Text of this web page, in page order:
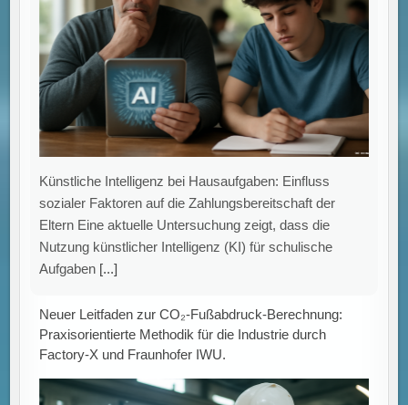
Künstliche Intelligenz bei Hausaufgaben: Einfluss
sozialer Faktoren auf die Zahlungsbereitschaft der
Eltern Eine aktuelle Untersuchung zeigt, dass die
Nutzung künstlicher Intelligenz (KI) für schulische
Aufgaben [...]
Neuer Leitfaden zur CO₂-Fußabdruck-Berechnung:
Praxisorientierte Methodik für die Industrie durch
Factory-X und Fraunhofer IWU.